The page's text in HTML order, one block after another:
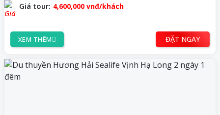
Giá tour: 4,600,000 vnđ/khách
XEM THÊM ĐẶT NGAY